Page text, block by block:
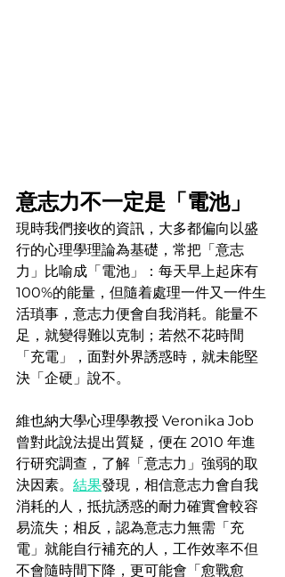
意志力不一定是「電池」
現時我們接收的資訊，大多都偏向以盛
行的心理學理論為基礎，常把「意志
力」比喻成「電池」：每天早上起床有
100%的能量，但隨着處理一件又一件生
活瑣事，意志力便會自我消耗。能量不
足，就變得難以克制；若然不花時間
「充電」，面對外界誘惑時，就未能堅
決「企硬」說不。
維也納大學心理學教授 Veronika Job
曾對此說法提出質疑，便在 2010 年進
行研究調查，了解「意志力」強弱的取
決因素。 結果發現，相信意志力會自我
消耗的人，抵抗誘惑的耐力確實會較容
易流失；相反，認為意志力無需「充
電」就能自行補充的人，工作效率不但
不會隨時間下降，更可能會「愈戰愈